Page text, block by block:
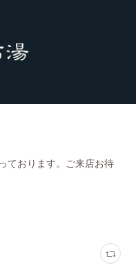
ております。ご来店お待